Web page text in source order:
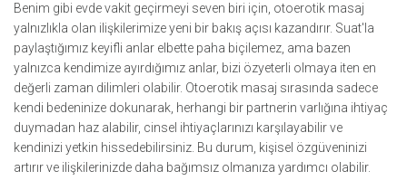
Benim gibi evde vakit geçirmeyi seven biri için, otoerotik masaj
yalnızlıkla olan ilişkilerimize yeni bir bakış açısı kazandırır. Suat'la
paylaştığımız keyifli anlar elbette paha biçilemez, ama bazen
yalnızca kendimize ayırdığımız anlar, bizi özyeterli olmaya iten en
değerli zaman dilimleri olabilir. Otoerotik masaj sırasında sadece
kendi bedeninize dokunarak, herhangi bir partnerin varlığına ihtiyaç
duymadan haz alabilir, cinsel ihtiyaçlarınızı karşılayabilir ve
kendinizi yetkin hissedebilirsiniz. Bu durum, kişisel özgüveninizi
artırır ve ilişkilerinizde daha bağımsız olmanıza yardımcı olabilir.